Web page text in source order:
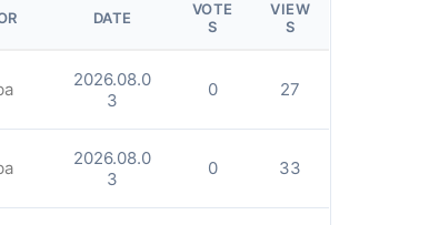
DATE
VOTE
S
VIEW
S
2026.08.0
3
0 27
2026.08.0
3
0 33